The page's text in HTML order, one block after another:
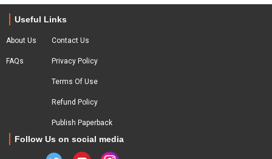
Useful Links
About Us
FAQs
Contact Us
Privacy Policy
Terms Of Use
Refund Policy
Publish Paperback
Follow Us on social media